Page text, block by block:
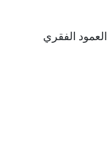
الفقري